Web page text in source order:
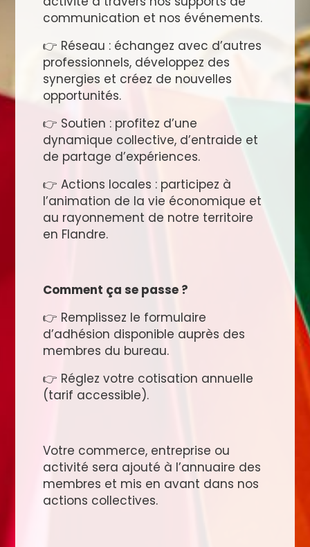
communication et nos événements.
👉 Réseau : échangez avec d’autres
professionnels, développez des
synergies et créez de nouvelles
opportunités.
👉 Soutien : profitez d’une
dynamique collective, d’entraide et
de partage d’expériences.
👉 Actions locales : participez à
l’animation de la vie économique et
au rayonnement de notre territoire
en Flandre.
Comment ça se passe ?
👉 Remplissez le formulaire
d’adhésion disponible auprès des
membres du bureau.
👉 Réglez votre cotisation annuelle
(tarif accessible).
Votre commerce, entreprise ou
activité sera ajouté à l’annuaire des
membres et mis en avant dans nos
actions collectives.